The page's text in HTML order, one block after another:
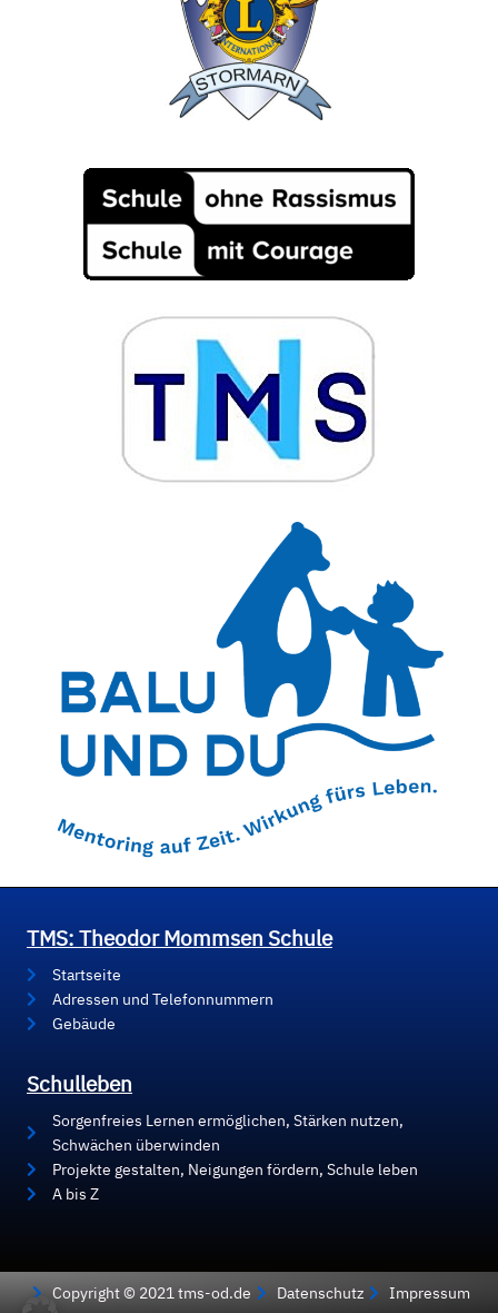
TMS: Theodor Mommsen Schule
Startseite
Adressen und Telefonnummern
Gebäude
Schulleben
Sorgenfreies Lernen ermöglichen, Stärken nutzen,
Schwächen überwinden
Projekte gestalten, Neigungen fördern, Schule leben
A bis Z
Copyright © 2021 tms-od.de Datenschutz Impressum